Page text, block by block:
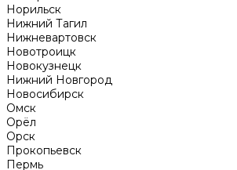
Норильск
Нижний Тагил
Нижневартовск
Новотроицк
Новокузнецк
Нижний Новгород
Новосибирск
Омск
Орёл
Орск
Прокопьевск
Пермь